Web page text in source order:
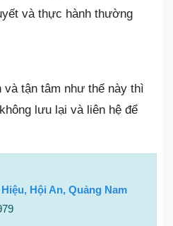
và thực hành thường
tận tâm như thế này thì
lưu lại và liên hệ để
Hội An, Quảng Nam